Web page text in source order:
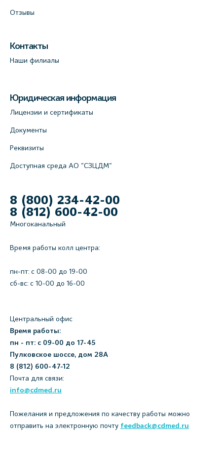
Отзывы
Контакты
Наши филиалы
Юридическая информация
Лицензии и сертификаты
Документы
Реквизиты
Доступная среда АО "СЗЦДМ"
8 (800) 234-42-00
8 (812) 600-42-00
Многоканальный
Время работы колл центра:
пн-пт: c 08-00 до 19-00
сб-вс: с 10-00 до 16-00
Центральный офис
Время работы:
пн - пт: с 09-00 до 17-45
Пулковское шоссе, дом 28А
8 (812) 600-47-12
Почта для связи:
info@cdmed.ru
Пожелания и предложения по качеству работы можно
отправить на электронную почту feedback@cdmed.ru